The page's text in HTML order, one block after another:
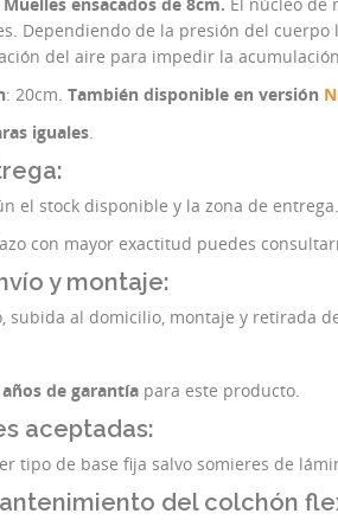
Dependiendo de la presión del
del aire para impedir la
: 20cm. También disponible en versión
iguales.
el stock disponible y la zona de entrega.
con mayor exactitud puedes
y montaje:
subida al domicilio, montaje y retirada
de garantía para este producto.
aceptadas:
tipo de base fija salvo somieres de
del colchón